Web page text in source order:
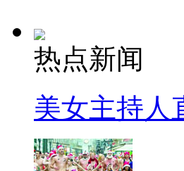
热点新闻
美女主持人